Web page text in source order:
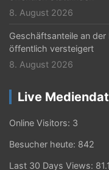
8. August 2026
Geschäftsanteile an
öffentlich versteigert
8. August 2026
Live
Online Visitors: 3
Besucher heute: 842
Last 30 Days Views: